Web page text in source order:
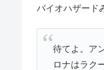
バイオハザード
待てよ。ア
ロナはラク